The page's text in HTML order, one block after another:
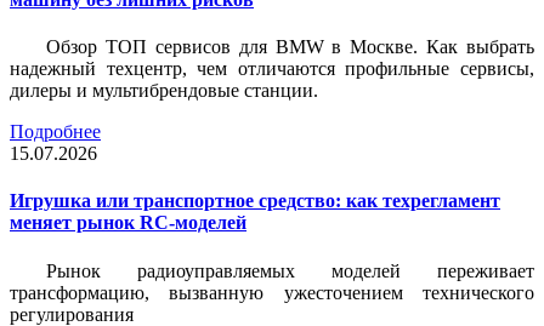
Обзор ТОП сервисов для BMW в Москве. Как выбрать
надежный техцентр, чем отличаются профильные сервисы,
дилеры и мультибрендовые станции.
Подробнее
15.07.2026
Игрушка или транспортное средство: как техрегламент
меняет рынок RC-моделей
Рынок радиоуправляемых моделей переживает
трансформацию, вызванную ужесточением технического
регулирования